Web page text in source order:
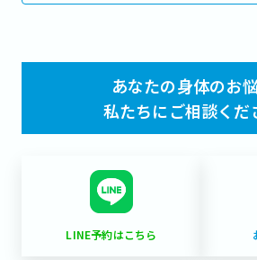
あなたの身体のお悩
私たちにご相談くだ
LINE予約はこちら